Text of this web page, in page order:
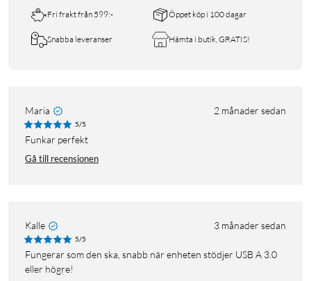
Fri frakt från 599:- Öppet köp i 100 dagar
Snabba leveranser Hämta i butik, GRATIS!
Maria 2 månader sedan
5/5
Funkar perfekt
Gå till recensionen
Kalle 3 månader sedan
5/5
Fungerar som den ska, snabb när enheten stödjer USB A 3.0
eller högre!